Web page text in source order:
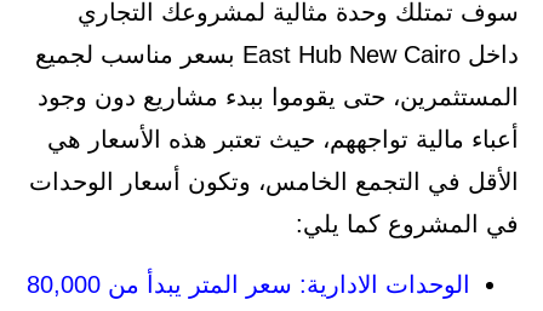
سوف تمتلك وحدة مثالية لمشروعك التجاري
داخل East Hub New Cairo بسعر مناسب لجميع
المستثمرين، حتى يقوموا ببدء مشاريع دون وجود
أعباء مالية تواجههم، حيث تعتبر هذه الأسعار هي
الأقل في التجمع الخامس، وتكون أسعار الوحدات
في المشروع كما يلي:
الوحدات الادارية: سعر المتر يبدأ من 80,000